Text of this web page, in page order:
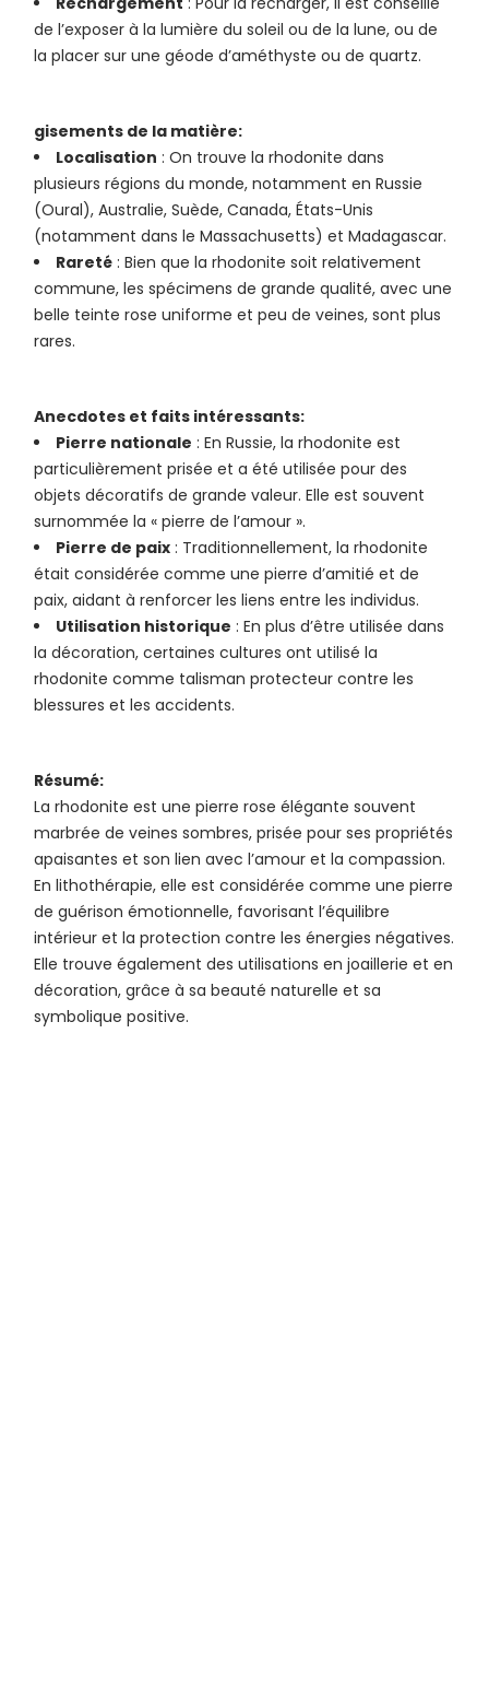
de l’exposer à la lumière du soleil ou de la lune, ou de
la placer sur une géode d’améthyste ou de quartz.
gisements de la matière:
Localisation : On trouve la rhodonite dans
plusieurs régions du monde, notamment en Russie
(Oural), Australie, Suède, Canada, États-Unis
(notamment dans le Massachusetts) et Madagascar.
Rareté : Bien que la rhodonite soit relativement
commune, les spécimens de grande qualité, avec une
belle teinte rose uniforme et peu de veines, sont plus
rares.
Anecdotes et faits intéressants:
Pierre nationale : En Russie, la rhodonite est
particulièrement prisée et a été utilisée pour des
objets décoratifs de grande valeur. Elle est souvent
surnommée la « pierre de l’amour ».
Pierre de paix : Traditionnellement, la rhodonite
était considérée comme une pierre d’amitié et de
paix, aidant à renforcer les liens entre les individus.
Utilisation historique : En plus d’être utilisée dans
la décoration, certaines cultures ont utilisé la
rhodonite comme talisman protecteur contre les
blessures et les accidents.
Résumé:
La rhodonite est une pierre rose élégante souvent
marbrée de veines sombres, prisée pour ses propriétés
apaisantes et son lien avec l’amour et la compassion.
En lithothérapie, elle est considérée comme une pierre
de guérison émotionnelle, favorisant l’équilibre
intérieur et la protection contre les énergies négatives.
Elle trouve également des utilisations en joaillerie et en
décoration, grâce à sa beauté naturelle et sa
symbolique positive.